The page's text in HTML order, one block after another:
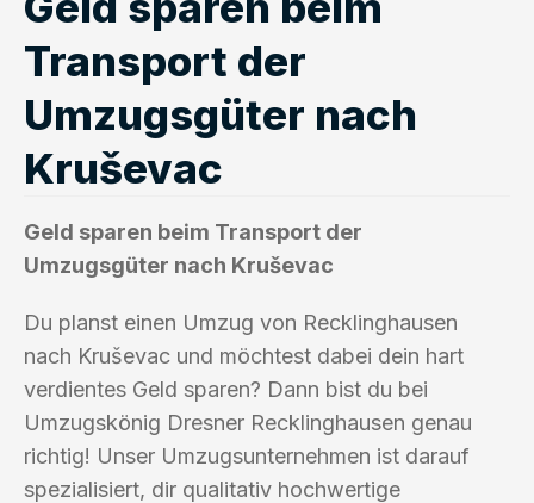
Transport der
Umzugsgüter nach
Kruševac
Geld sparen beim Transport der
Umzugsgüter nach Kruševac
Du planst einen Umzug von Recklinghausen
nach Kruševac und möchtest dabei dein hart
verdientes Geld sparen? Dann bist du bei
Umzugskönig Dresner Recklinghausen genau
richtig! Unser Umzugsunternehmen ist darauf
spezialisiert, dir qualitativ hochwertige